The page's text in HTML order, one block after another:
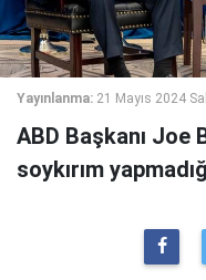
Yayınlanma: 21 Mayıs 2024
ABD Başkanı Joe
soykırım